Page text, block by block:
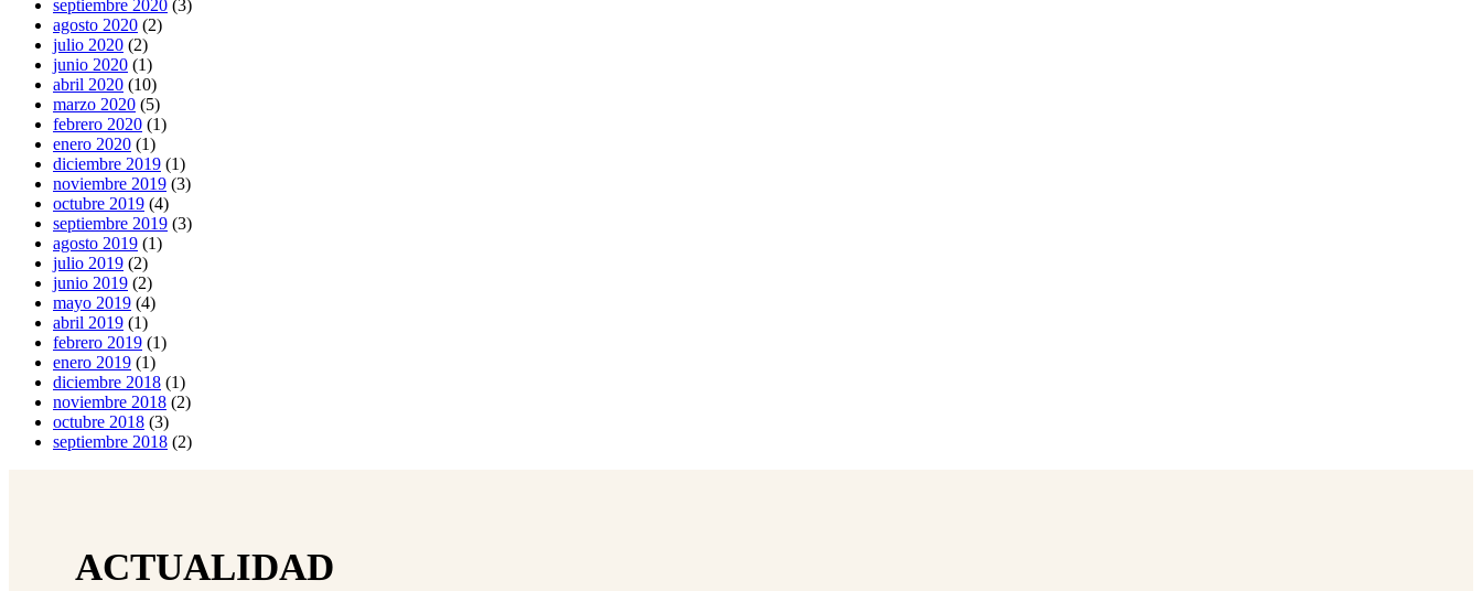
septiembre 2020 (3)
agosto 2020 (2)
julio 2020 (2)
junio 2020 (1)
abril 2020 (10)
marzo 2020 (5)
febrero 2020 (1)
enero 2020 (1)
diciembre 2019 (1)
noviembre 2019 (3)
octubre 2019 (4)
septiembre 2019 (3)
agosto 2019 (1)
julio 2019 (2)
junio 2019 (2)
mayo 2019 (4)
abril 2019 (1)
febrero 2019 (1)
enero 2019 (1)
diciembre 2018 (1)
noviembre 2018 (2)
octubre 2018 (3)
septiembre 2018 (2)
ACTUALIDAD